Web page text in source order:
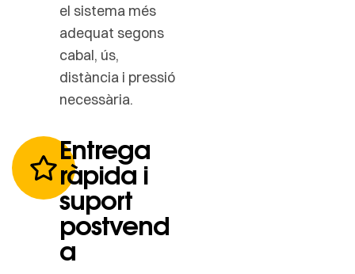
el sistema més
adequat segons
cabal, ús,
distància i pressió
necessària.
Entrega
ràpida i
suport
postvend
a